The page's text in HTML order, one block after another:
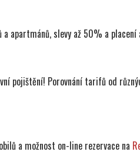
apartmánů, slevy až 50% a placení
pojištění! Porovnání tarifů od
a možnost on-line rezervace na